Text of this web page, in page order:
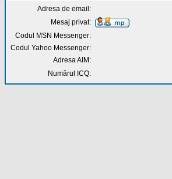
Adresa de email:
Mesaj privat:
Codul MSN Messenger:
Codul Yahoo Messenger:
Adresa AIM:
Numărul ICQ: